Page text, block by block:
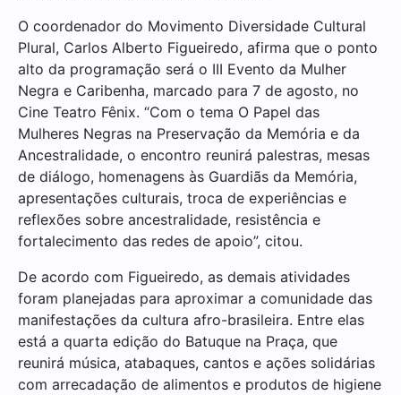
O coordenador do Movimento Diversidade Cultural
Plural, Carlos Alberto Figueiredo, afirma que o ponto
alto da programação será o III Evento da Mulher
Negra e Caribenha, marcado para 7 de agosto, no
Cine Teatro Fênix. “Com o tema O Papel das
Mulheres Negras na Preservação da Memória e da
Ancestralidade, o encontro reunirá palestras, mesas
de diálogo, homenagens às Guardiãs da Memória,
apresentações culturais, troca de experiências e
reflexões sobre ancestralidade, resistência e
fortalecimento das redes de apoio”, citou.
De acordo com Figueiredo, as demais atividades
foram planejadas para aproximar a comunidade das
manifestações da cultura afro-brasileira. Entre elas
está a quarta edição do Batuque na Praça, que
reunirá música, atabaques, cantos e ações solidárias
com arrecadação de alimentos e produtos de higiene